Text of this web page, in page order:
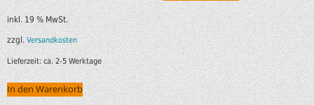
inkl. 19 % MwSt.
zzgl.Versandkosten
Lieferzeit:ca. 2-5 Werktage
In den Warenkorb